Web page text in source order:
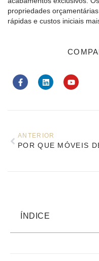
propriedades
rápidas e custos iniciais
ANTERIOR
ÍNDICE